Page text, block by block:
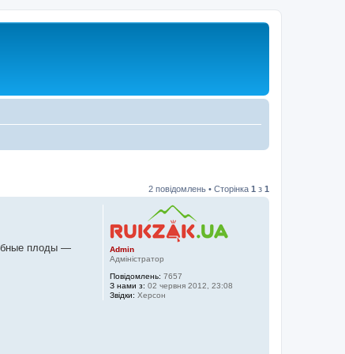
2 повідомлень • Сторінка 1 з 1
Admin
Адміністратор
Повідомлень: 7657
З нами з: 02 червня 2012, 23:08
Звідки: Херсон
плоды —